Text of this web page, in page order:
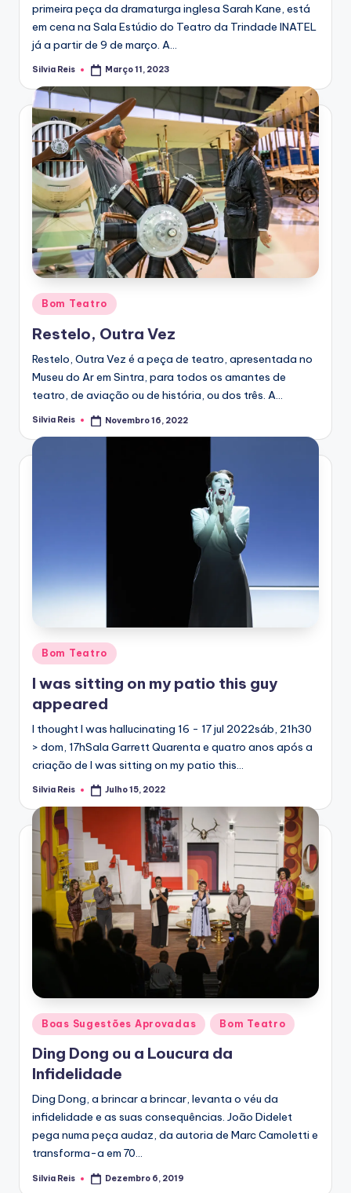
primeira peça da dramaturga inglesa Sarah Kane, está
em cena na Sala Estúdio do Teatro da Trindade INATEL
já a partir de 9 de março. A…
Posted
Silvia Reis Março 11, 2023
Posted
in
Bom Teatro
Restelo, Outra Vez
Restelo, Outra Vez é a peça de teatro, apresentada no
Museu do Ar em Sintra, para todos os amantes de
teatro, de aviação ou de história, ou dos três. A…
Posted
Silvia Reis Novembro 16, 2022
Posted
in
Bom Teatro
I was sitting on my patio this guy
appeared
I thought I was hallucinating 16 - 17 jul 2022sáb, 21h30
> dom, 17hSala Garrett Quarenta e quatro anos após a
criação de I was sitting on my patio this…
Posted
Silvia Reis Julho 15, 2022
Posted
in
Boas Sugestões Aprovadas Bom Teatro
Ding Dong ou a Loucura da
Infidelidade
Ding Dong, a brincar a brincar, levanta o véu da
infidelidade e as suas consequências. João Didelet
pega numa peça audaz, da autoria de Marc Camoletti e
transforma-a em 70…
Posted
Silvia Reis Dezembro 6, 2019